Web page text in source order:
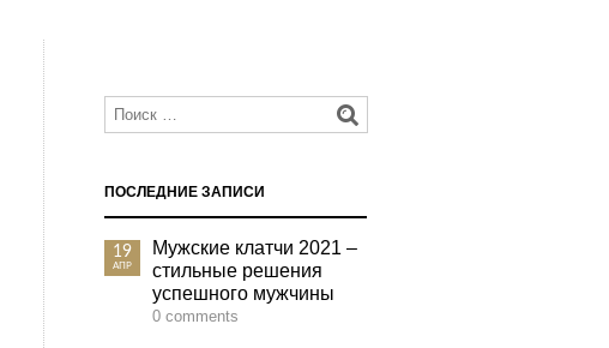
ПОСЛЕДНИЕ ЗАПИСИ
19
АПР
Мужские клатчи 2021 –
стильные решения
успешного мужчины
0 comments